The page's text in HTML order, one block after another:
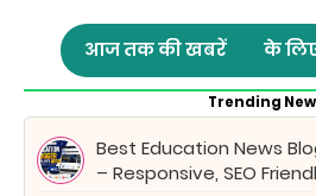
आज तक की खबरें के
Trending
Best Education News
– Responsive, SEO